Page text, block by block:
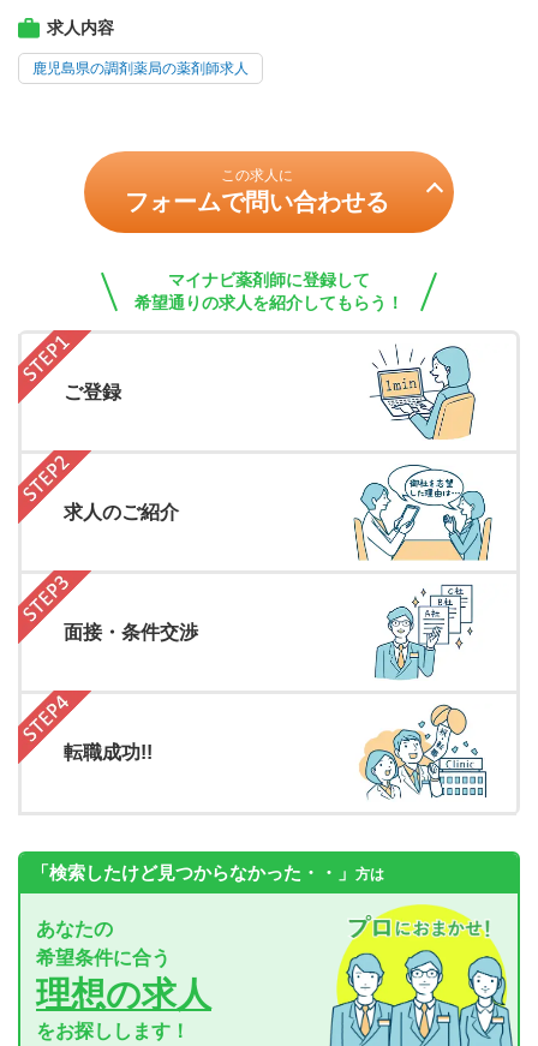
求人内容
鹿児島県の調剤薬局の薬剤師求人
この求人に
フォームで問い合わせる
マイナビ薬剤師に登録して
希望通りの求人を紹介してもらう！
ご登録
求人のご紹介
面接・条件交渉
転職成功!!
「検索したけど見つからなかった・・」 方は
あなたの
希望条件に合う
理想の求人
をお探しします！